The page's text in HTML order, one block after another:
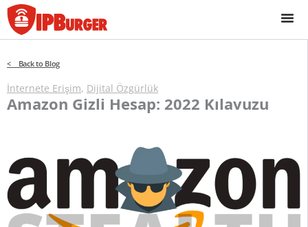
İçeriğe
geç
< Back to Blog
İnternete Erişim, Dijital Özgürlük
Amazon Gizli Hesap: 2022 Kılavuzu